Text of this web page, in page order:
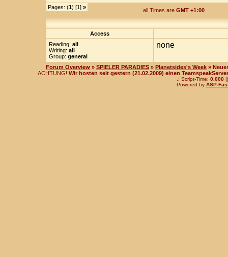
Pages: (1) [1] » all Times are GMT +1:00
Access
Reading: all
Writing: all
Group: general
none
Forum Overview » SPIELER PARADIES » Planetsides's Week »
ACHTUNG! Wir hosten seit gestern (21.02.2009) einen
.: Script-Time: 0.000||
Powered by ASP-